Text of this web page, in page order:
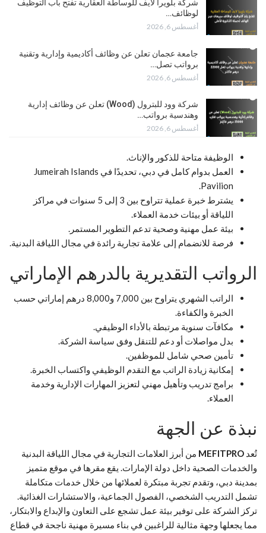
شركة بلويرا لايف للوساطة العقارية تفتح باب التوظيف
لوظائف…
أغسطس 6, 2026
جامعة عجمان تعلن عن وظائف أكاديمية وإدارية وتقنية
برواتب تصل…
أغسطس 6, 2026
شركة وود للبترول (Wood) تعلن عن وظائف إدارية
وهندسية برواتب…
أغسطس 6, 2026
الوظيفة متاحة للذكور والإناث.
العمل بدوام كامل في دبي، تحديدًا في Jumeirah Islands
Pavilion.
يشترط خبرة عملية تتراوح بين 3 إلى 5 سنوات في مراكز
اللياقة أو بيئات خدمة العملاء.
بيئة عمل مهنية وصحية تدعم التطوير المستمر.
فرصة للانضمام إلى علامة تجارية رائدة في مجال اللياقة البدنية.
الرواتب التقديرية بالدرهم الإماراتي
الراتب الشهري يتراوح بين 7,000 و8,000 درهم إماراتي حسب
الخبرة والكفاءة.
مكافآت سنوية مرتبطة بالأداء الوظيفي.
بدل مواصلات أو دعم للتنقل وفق سياسة الشركة.
تأمين صحي شامل للموظفين.
إمكانية زيادة الراتب مع التقدم الوظيفي واكتساب الخبرة.
برامج تدريب وتأهيل مهني لتعزيز المهارات الإدارية وخدمة
العملاء.
نبذة عن الجهة
تُعد MEFITPRO من أبرز العلامات التجارية في مجال اللياقة البدنية
والخدمات الصحية داخل دولة الإمارات. يقع مقرها في موقع متميز
بمدينة دبي، وتقدم تجربة مبتكرة لعملائها من خلال خدمات متكاملة
تشمل التدريب الشخصي، الفصول الجماعية، والاستشارات الغذائية.
تركز الشركة على توفير بيئة عمل تشجع على التعاون والإبداع والابتكار،
مما يجعلها وجهة مثالية للراغبين في بناء مسيرة مهنية ناجحة في قطاع